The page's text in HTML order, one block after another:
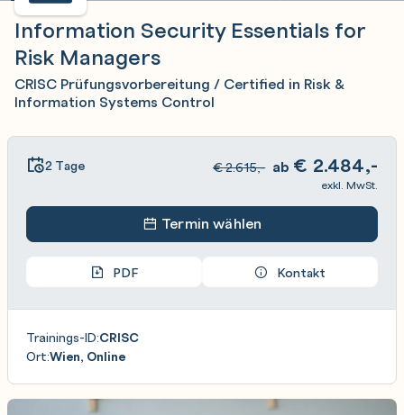
Information Security Essentials for
Risk Managers
CRISC Prüfungsvorbereitung / Certified in Risk &
Information Systems Control
2 Tage €2.615,- ab € 2.484,-
exkl. MwSt.
Termin wählen
PDF Kontakt
Trainings-ID:CRISC
Ort:Wien, Online